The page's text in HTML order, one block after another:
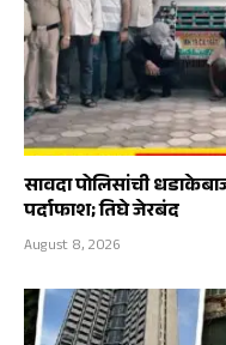
सावदा पोलिसांची
पर्दाफाश; तिघे जेरबंद
August 8, 2026